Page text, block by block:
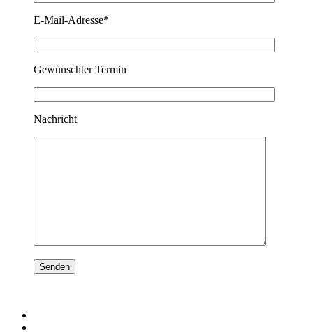
E-Mail-Adresse*
Gewünschter Termin
Nachricht